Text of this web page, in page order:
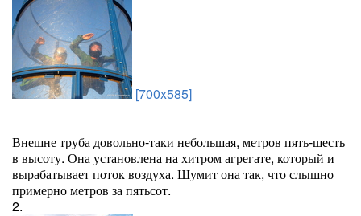
[700x585]
Внешне труба довольно-таки небольшая, метров пять-шесть
в высоту. Она установлена на хитром агрегате, который и
вырабатывает поток воздуха. Шумит она так, что слышно
примерно метров за пятьсот.
2.